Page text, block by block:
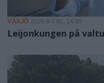
VÄXJÖ 2026-8-7 KL. 14:00
Leijonkungen på